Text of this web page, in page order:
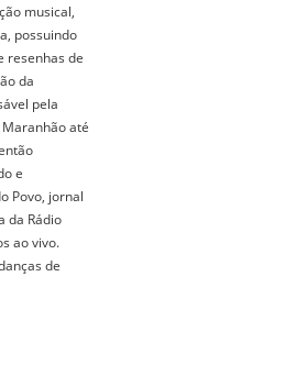
musical,
possuindo
resenhas de
da
pela
até
e
Povo, jornal
da Rádio
ao vivo.
de